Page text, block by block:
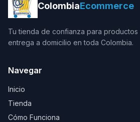
ColombiaEcommerce
Tu tienda de confianza para
entrega a domicilio en toda Colombia.
Navegar
Inicio
Tienda
Cómo Funciona